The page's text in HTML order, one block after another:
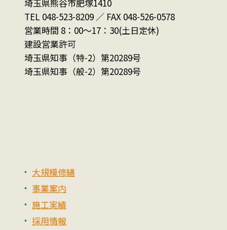
埼玉県熊谷市肥塚1410
TEL 048-523-8209 ／ FAX 048-526-0578
営業時間 8：00～17：30(土日定休)
建設営業許可
埼玉県知事（特-2）第20289号
埼玉県知事（般-2）第20289号
大規模修繕
事業案内
施工実績
採用情報